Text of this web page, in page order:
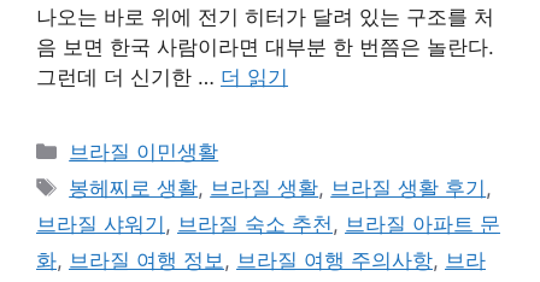
나오는 바로 위에 전기 히터가 달려 있는 구조를 처
음 보면 한국 사람이라면 대부분 한 번쯤은 놀란다.
그런데 더 신기한 … 더 읽기
카
테
고
리
브라질 이민생활
태
그
봉헤찌로 생활, 브라질 생활, 브라질 생활 후기 ,
브라질 샤워기 , 브라질 숙소 추천 , 브라질 아파트 문
화, 브라질 여행 정보 , 브라질 여행 주의사항, 브라